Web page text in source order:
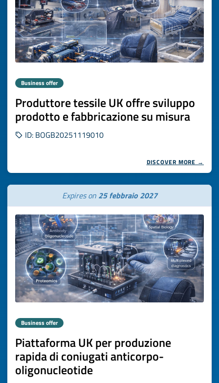
Business offer
Produttore tessile UK offre sviluppo
prodotto e fabbricazione su misura
ID: BOGB20251119010
DISCOVER MORE →
Expires on 25 febbraio 2027
Business offer
Piattaforma UK per produzione
rapida di coniugati anticorpo-
oligonucleotide